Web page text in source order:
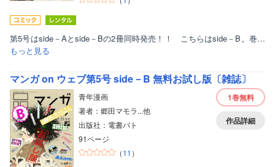
第5号はside－Aとside－Bの2冊同時発売！！ こちらはside－B。巻…
もっと見る
マンガ on ウェブ第5号 side－B 無料お試し版〔雑誌〕
青年漫画
著者：郷田マモラ...他
出版社：電書バト
91ページ
（11 ）
1巻無料
作品詳細
美女・美少女
女性写真集